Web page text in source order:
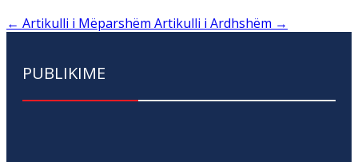
← Artikulli i Mëparshëm Artikulli i Ardhshëm →
PUBLIKIME